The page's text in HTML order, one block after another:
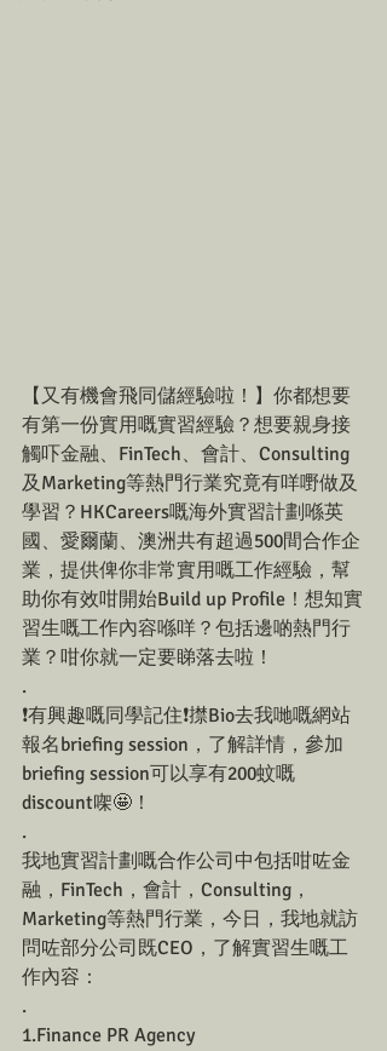
【又有機會飛同儲經驗啦！】你都想要
有第一份實用嘅實習經驗？想要親身接
觸吓金融、FinTech、會計、Consulting
及Marketing等熱門行業究竟有咩嘢做及
學習？HKCareers嘅海外實習計劃喺英
國、愛爾蘭、澳洲共有超過500間合作企
業，提供俾你非常實用嘅工作經驗，幫
助你有效咁開始Build up Profile！想知實
習生嘅工作內容喺咩？包括邊啲熱門行
業？咁你就一定要睇落去啦！
.
❗️有興趣嘅同學記住❗️㩒Bio去我哋嘅網站
報名briefing session，了解詳情，參加
briefing session可以享有200蚊嘅
discount㗎🤩！
.
我地實習計劃嘅合作公司中包括咁咗金
融，FinTech，會計，Consulting，
Marketing等熱門行業，今日，我地就訪
問咗部分公司既CEO，了解實習生嘅工
作內容：
.
1.Finance PR Agency